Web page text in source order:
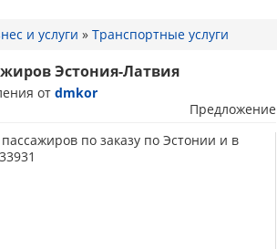
и услуги » Транспортные услуги
Эстония-Латвия
от dmkor
Предложение
по заказу по Эстонии и в